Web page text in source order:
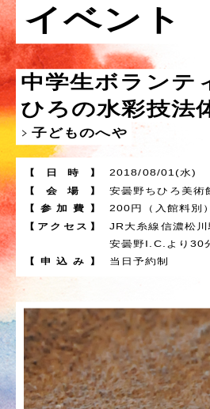
イベント
中学生ボランテ
ひろの水彩技法
子どものへや
【 日 時 】
2018/08/01(水)
【
会 場 】
安曇野ちひろ美
【
参 加 費 】 200円（入館料別）
【 ア ク セ ス 】 JR大糸線信濃松
安曇野I.C.より30
【
申 込 み 】 当日予約制